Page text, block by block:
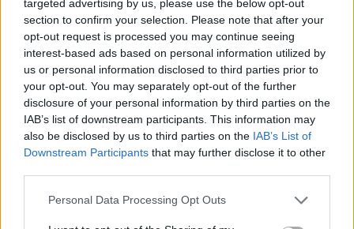
targeted advertising by us, please use the below opt-out
section to confirm your selection. Please note that after your
opt-out request is processed you may continue seeing
interest-based ads based on personal information utilized by
us or personal information disclosed to third parties prior to
your opt-out. You may separately opt-out of the further
disclosure of your personal information by third parties on the
IAB’s list of downstream participants. This information may
also be disclosed by us to third parties on the IAB’s List of
Downstream Participants that may further disclose it to other
Personal Data Processing Opt Outs